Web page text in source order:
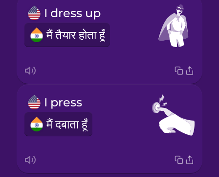
I dress up
मैं तैयार होता हूँ
I press
मैं दबाता हूँ